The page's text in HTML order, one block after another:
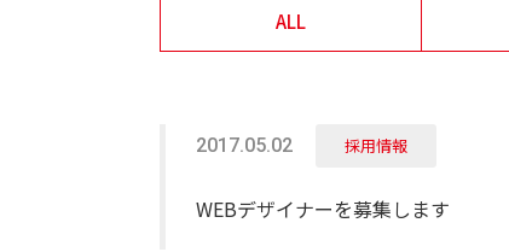
ALL
2017.05.02 採用情報
WEBデザイナーを募集します